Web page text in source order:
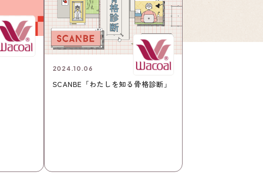
2024.10.06
SCANBE「わたしを知る骨格診断」